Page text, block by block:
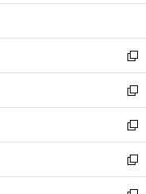
開
ウ
開
く
ン
ウ
で
開
く
ウ
ン
ド
ウ
で
開
く
新
し
い
ウ
ィ
ン
ド
ウ
新
し
い
ウ
ィ
ン
新
し
い
ウ
新
し